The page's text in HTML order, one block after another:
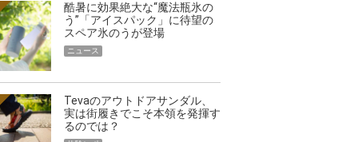
酷暑に効果絶大な“魔法瓶氷の
う”「アイスパック」に待望の
スペア氷のうが登場
ニュース
Tevaのアウトドアサンダル、
実は街履きでこそ本領を発揮す
るのでは？